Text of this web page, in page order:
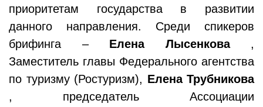
приоритетам государства в развитии
данного направления. Среди спикеров
брифинга – Елена Лысенкова,
Заместитель главы Федерального агентства
по туризму (Ростуризм), Елена Трубникова
, председатель Ассоциации